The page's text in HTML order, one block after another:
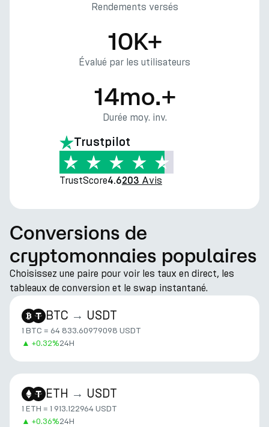
Rendements versés
10K+
Évalué par les utilisateurs
14mo.+
Durée moy. inv.
Trustpilot
TrustScore4.6203 Avis
Conversions de
cryptomonnaies populaires
Choisissez une paire pour voir les taux en direct, les
tableaux de conversion et le swap instantané.
BTC → USDT
1 BTC = 64 833.60979098 USDT
▲ +0.32%24H
ETH → USDT
1 ETH = 1 913.122964 USDT
▲ +0.36%24H